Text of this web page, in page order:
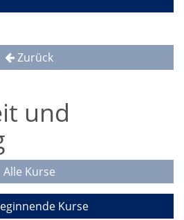
Zurück
und
Alle Kurse
Kurse